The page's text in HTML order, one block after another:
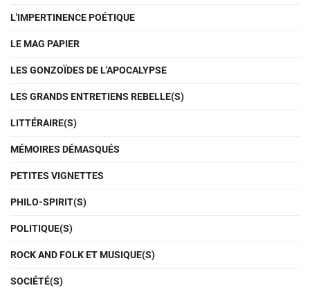
L'IMPERTINENCE POÉTIQUE
LE MAG PAPIER
LES GONZOÏDES DE L'APOCALYPSE
LES GRANDS ENTRETIENS REBELLE(S)
LITTÉRAIRE(S)
MÉMOIRES DÉMASQUÉS
PETITES VIGNETTES
PHILO-SPIRIT(S)
POLITIQUE(S)
ROCK AND FOLK ET MUSIQUE(S)
SOCIÉTÉ(S)